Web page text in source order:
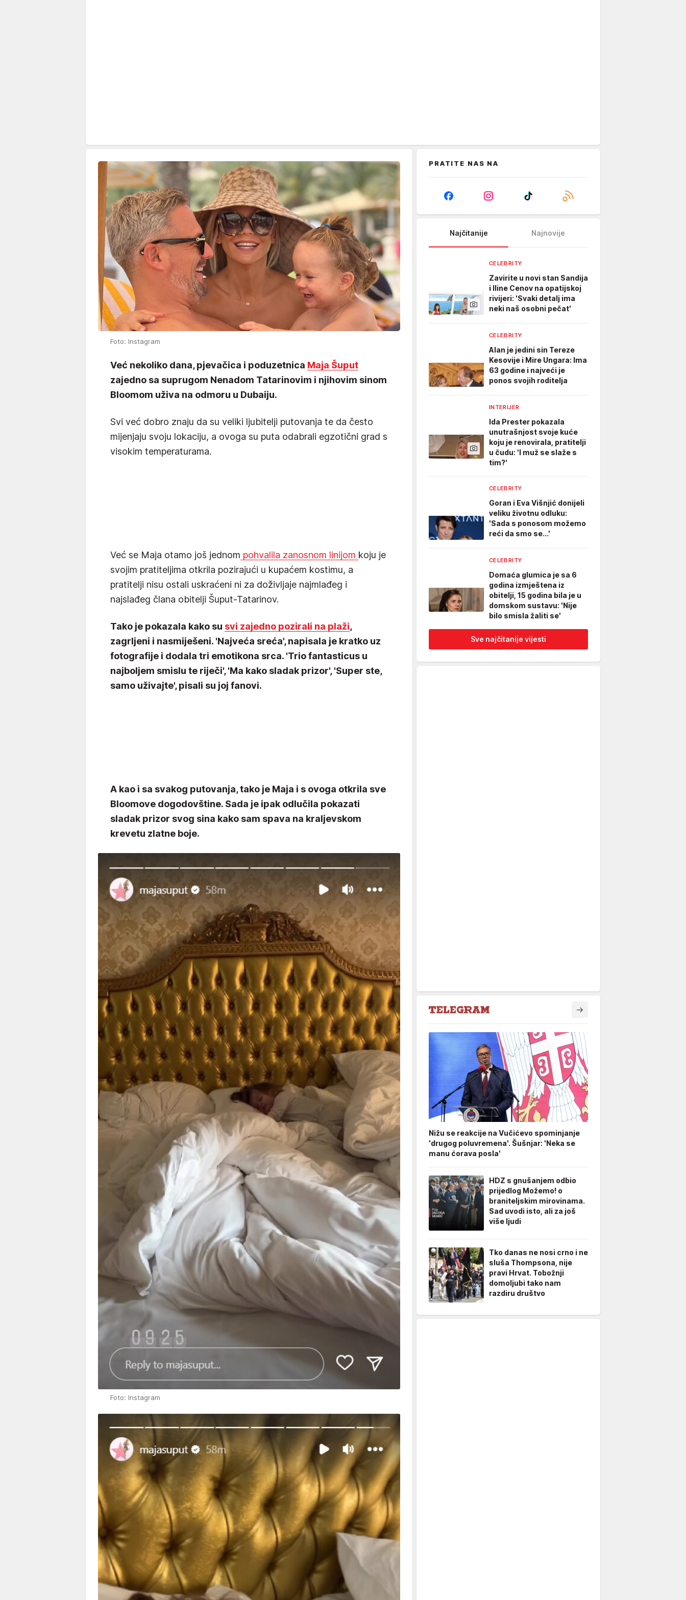
Foto: Instagram
Već nekoliko dana, pjevačica i poduzetnica Maja Šuput
zajedno sa suprugom Nenadom Tatarinovim i njihovim sinom
Bloomom uživa na odmoru u Dubaiju.
Svi već dobro znaju da su veliki ljubitelji putovanja te da često
mijenjaju svoju lokaciju, a ovoga su puta odabrali egzotični grad s
visokim temperaturama.
Već se Maja otamo još jednom pohvalila zanosnom linijom koju je
svojim pratiteljima otkrila pozirajući u kupaćem kostimu, a
pratitelji nisu ostali uskraćeni ni za doživljaje najmlađeg i
najslađeg člana obitelji Šuput-Tatarinov.
Tako je pokazala kako su svi zajedno pozirali na plaži,
zagrljeni i nasmiješeni. 'Najveća sreća', napisala je kratko uz
fotografije i dodala tri emotikona srca. 'Trio fantasticus u
najboljem smislu te riječi', 'Ma kako sladak prizor', 'Super ste,
samo uživajte', pisali su joj fanovi.
A kao i sa svakog putovanja, tako je Maja i s ovoga otkrila sve
Bloomove dogodovštine. Sada je ipak odlučila pokazati
sladak prizor svog sina kako sam spava na kraljevskom
krevetu zlatne boje.
Foto: Instagram
PRATITE NAS NA
Najčitanije Najnovije
CELEBRITY
Zavirite u novi stan Sandija
i Iline Cenov na opatijskoj
rivijeri: 'Svaki detalj ima
neki naš osobni pečat'
CELEBRITY
Alan je jedini sin Tereze
Kesovije i Mire Ungara: Ima
63 godine i najveći je
ponos svojih roditelja
INTERIJER
Ida Prester pokazala
unutrašnjost svoje kuće
koju je renovirala, pratitelji
u čudu: 'I muž se slaže s
tim?'
CELEBRITY
Goran i Eva Višnjić donijeli
veliku životnu odluku:
'Sada s ponosom možemo
reći da smo se...'
CELEBRITY
Domaća glumica je sa 6
godina izmještena iz
obitelji, 15 godina bila je u
domskom sustavu: 'Nije
bilo smisla žaliti se'
Sve najčitanije vijesti
Nižu se reakcije na Vučićevo spominjanje
'drugog poluvremena'. Šušnjar: 'Neka se
manu ćorava posla'
HDZ s gnušanjem odbio
prijedlog Možemo! o
braniteljskim mirovinama.
Sad uvodi isto, ali za još
više ljudi
Tko danas ne nosi crno i ne
sluša Thompsona, nije
pravi Hrvat. Tobožnji
domoljubi tako nam
razdiru društvo